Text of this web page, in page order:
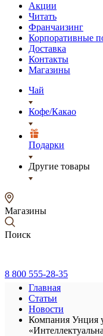
Акции
Читать
Франчаизинг
Корпоративные
Доставка
Контакты
Магазины
Чай
Кофе/Какао
Подарки
Другие товары
Магазины
Поиск
8 800 555-28-35
Главная
Статьи
Новости
Компания Унция